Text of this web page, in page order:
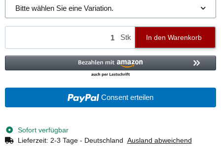
Bitte wählen Sie eine Variation.
Stk In den Warenkorb
Consent erteilen
Sofort verfügbar
Lieferzeit: 2-3 Tage - Deutschland Ausland abweichend